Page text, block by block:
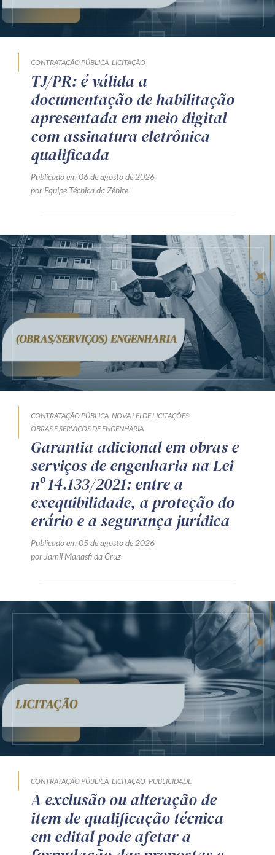
CONTRATAÇÃO PÚBLICA LICITAÇÃO
TJ/PR: é válida a
documentação de habilitação
apresentada em meio digital
com assinatura eletrônica
qualificada
Publicado em 06 de agosto de 2026
por Equipe Técnica da Zênite
CONTRATAÇÃO PÚBLICA NOVA LEI DE LICITAÇÕES
OBRAS E SERVIÇOS DE ENGENHARIA
Garantia adicional em obras e
serviços de engenharia na Lei
nº 14.133/2021: entre a
exequibilidade, a proteção do
erário e a segurança jurídica
Publicado em 05 de agosto de 2026
por Jamil Manasfi da Cruz
CONTRATAÇÃO PÚBLICA LICITAÇÃO PUBLICIDADE
A exclusão ou alteração de
item de qualificação técnica
em edital pode afetar a